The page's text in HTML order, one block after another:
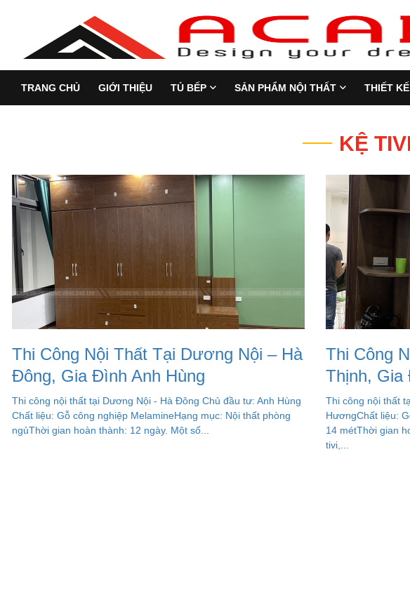
TRANG CHỦ GIỚI THIỆU TỦ BẾP SẢN PHẨM NỘI THẤT THIẾT
KỆ
Thi Công Nội Thất Tại Dương Nội – Hà
Đông, Gia Đình Anh Hùng
Thi công nội thất tại Dương Nội - Hà Đông Chủ đầu tư: Anh Hùng
Chất liệu: Gỗ công nghiệp MelamineHạng mục: Nội thất phòng
ngủThời gian hoàn thành: 12 ngày. Một số...
Thi Công
Thịnh,
Thi công nội thất
HươngChất liệu:
14 métThời gian
tivi,...